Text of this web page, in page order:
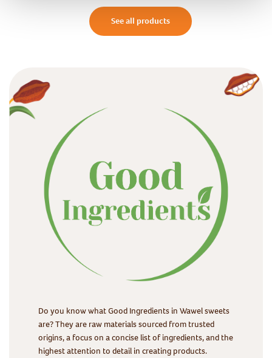
See all products
Do you know what Good Ingredients in Wawel sweets
are? They are raw materials sourced from trusted
origins, a focus on a concise list of ingredients, and the
highest attention to detail in creating products.